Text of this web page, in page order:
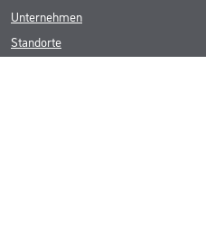
Unternehmen
Standorte